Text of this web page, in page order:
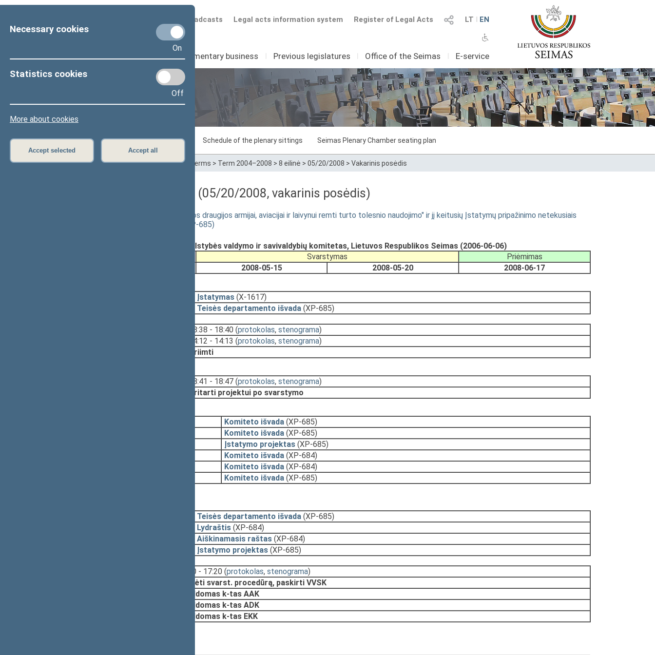
Necessary cookies
On
Statistics cookies
Off
More about cookies
Accept selected Accept all
LT I EN
Register of Legal Acts
Legal acts information system
Scheduled broadcasts
Seimas I Parliamentary business I Previous legislatures I Office of the Seimas I E-service
Sitting in progress Plenary sittings Schedule of the plenary sittings Seimas Plenary Chamber seating plan
Home>Plenary sittings>Parliamentary terms > Term 2004–2008 > 8 eilinė > 05/20/2008 > Vakarinis posėdis
Darbotvarkės klausimas (05/20/2008, vakarinis posėdis)
Įstatymo "Dėl buvusios Savanoriškosios draugijos armijai, aviacijai ir laivynui remti turto tolesnio naudojimo" ir jį keitusių Įstatymų pripažinimo netekusiais
galios ĮSTATYMO PROJEKTAS (Nr. XP-685)
Valentinas BUKAUSKAS, Valstybės valdymo ir savivaldybių komitetas, Lietuvos Respublikos Seimas (2006-06-06)
Svarstymas
Priėmimas
2008-05-15 2008-05-20 2008-06-17
Įstatymas (X-1617)
Teisės departamento išvada (XP-685)
18:38 - 18:40 (protokolas, stenograma)
14:12 - 14:13 (protokolas, stenograma)
Priimti
18:41 - 18:47 (protokolas, stenograma)
Pritarti projektui po svarstymo
Komiteto išvada (XP-685)
Komiteto išvada (XP-685)
Įstatymo projektas (XP-685)
Komiteto išvada (XP-684)
Komiteto išvada (XP-684)
Komiteto išvada (XP-685)
Teisės departamento išvada (XP-685)
Lydraštis (XP-684)
Aiškinamasis raštas (XP-684)
Įstatymo projektas (XP-685)
17:20 - 17:20 (protokolas, stenograma)
Pradėti svarst. procedūrą, paskirti VVSK
Papildomas k-tas AAK
Papildomas k-tas ADK
Papildomas k-tas EKK